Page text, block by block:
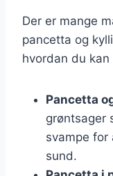
Der er mange
pancetta og
hvordan du
Pancetta
grøntsager
svampe for
sund.